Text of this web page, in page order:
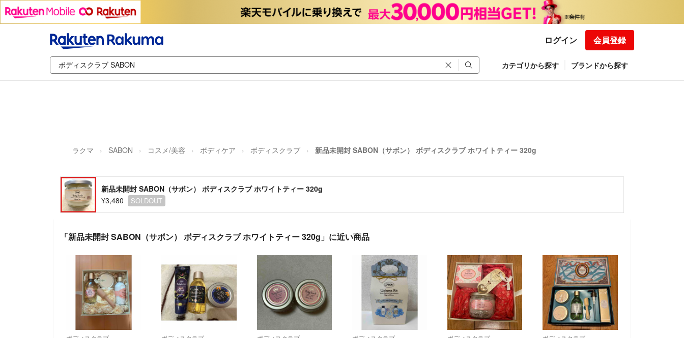
ログイン 会員登録
カテゴリから探す ブランドから探す
ラクマ SABON コスメ/美容 ボディケア ボディスクラブ 新品未開封 SABON（サボン） ボディスクラブ ホワイトティー 320g
新品未開封 SABON（サボン） ボディスクラブ ホワイトティー 320g
¥3,480
SOLDOUT
「新品未開封 SABON（サボン） ボディスクラブ ホワイトティー 320g」に近い商品